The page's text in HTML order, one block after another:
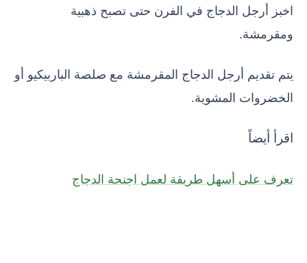
اخبز أرجل الدجاج في الفرن حتى تصبح ذهبية
ومقرمشة.
يتم تقديم أرجل الدجاج المقرمشة مع صلصة الباربيكيو أو
الخضروات المشوية.
اقرأ أيضاً
تعرف على أسهل طريقة لعمل اجنحة الدجاج